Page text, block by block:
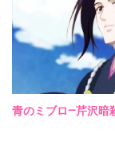
青のミブロ—芹沢暗